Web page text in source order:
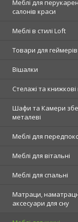
Меблі для
салонів краси
Меблі в стилі Loft
Товари для геймерів
Вішалки
Стелажі та книжкові
Шафи та Камери
металеві
Меблі для
Меблі для вітальні
Меблі для спальні
Матраци,
аксесуари для сну